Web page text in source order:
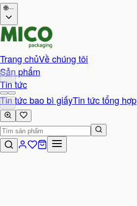
🌐···
Trang chủVề chúng tôi
Sản phẩm
Tin tức
Tin tức bao bì giấyTin tức tổng hợp
Liên hệ